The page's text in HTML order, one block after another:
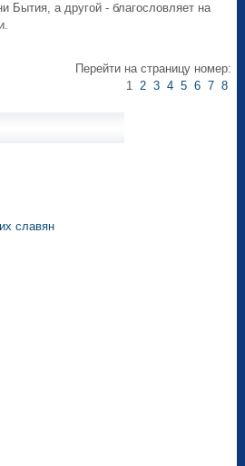
Бытия, а другой - благословляет на
Перейти на страницу номер:
1 2 3 4 5 6 7 8
славян